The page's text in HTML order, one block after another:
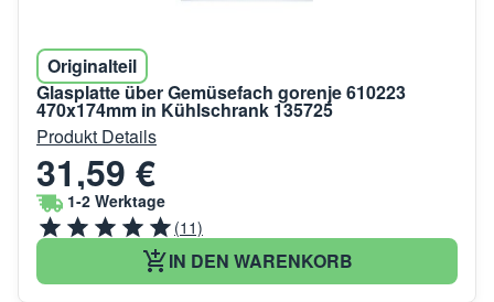
Originalteil
Glasplatte über Gemüsefach gorenje 610223
470x174mm in Kühlschrank 135725
Produkt Details
31,59 €
1-2 Werktage
(11)
IN DEN WARENKORB